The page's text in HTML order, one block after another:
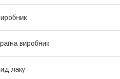
виробник
лаку